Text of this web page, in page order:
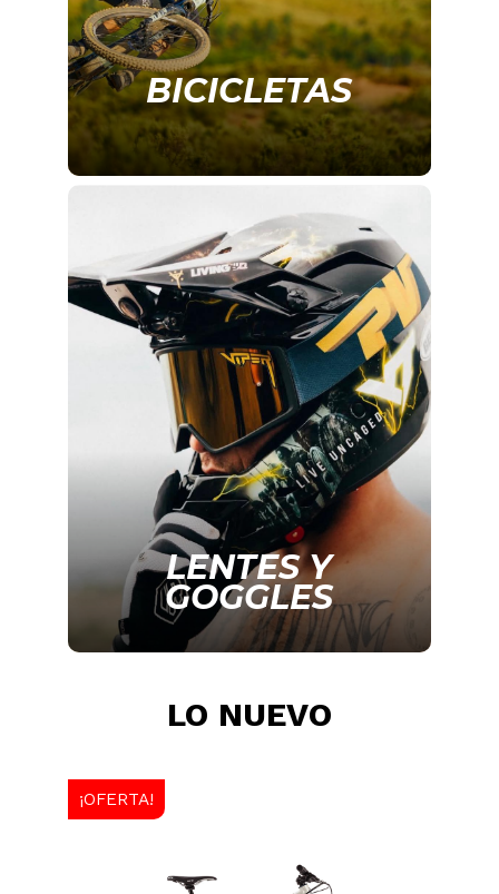
BICICLETAS
LENTES Y
GOGGLES
LO NUEVO
¡OFERTA!